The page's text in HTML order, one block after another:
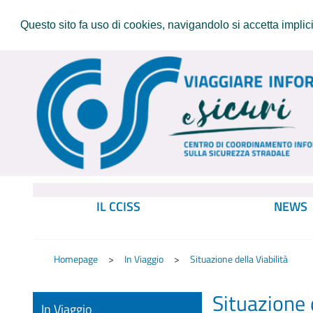
Questo sito fa uso di cookies, navigandolo si accetta
IL CCISS NEWS
Homepage In Viaggio Situazione della Viabilità
In Viaggio